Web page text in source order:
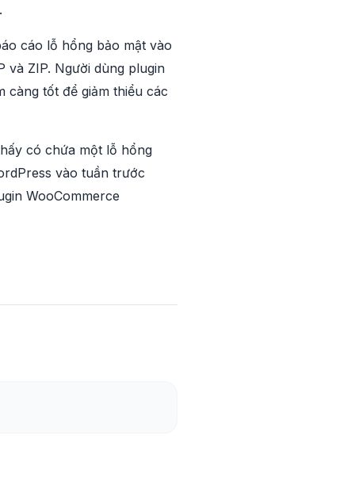
cáo lỗ hổng bảo mật vào
và ZIP. Người dùng plugin
càng tốt để giảm thiểu các
có chứa một lỗ hổng
vào tuần trước
WooCommerce